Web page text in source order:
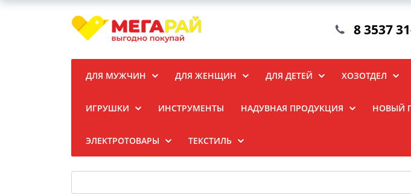
8 3537
ДЛЯ МУЖЧИН ДЛЯ ЖЕНЩИН ДЛЯ ДЕТЕЙ ХОЗОТДЕЛ
ИГРУШКИ ИНСТРУМЕНТЫ НАДУВНАЯ ПРОДУКЦИЯ НОВЫЙ
ЭЛЕКТРОТОВАРЫ ТЕКСТИЛЬ